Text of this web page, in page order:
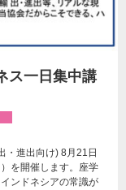
ス一日集中講
進出向け) 8月21日
を開催します。座学
ンドネシアの常識が